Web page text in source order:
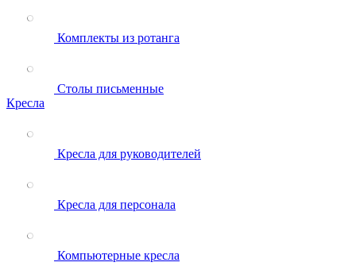
Комплекты из ротанга
Столы письменные
Кресла
Кресла для руководителей
Кресла для персонала
Компьютерные кресла